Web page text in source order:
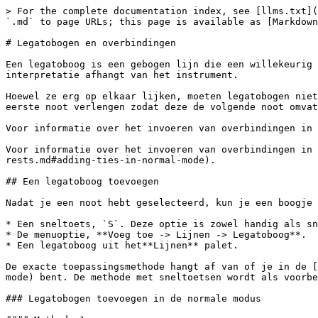
> For the complete documentation index, see [llms.txt](https://handbook.musescore.org/llms.txt). Markdown versions of documentation pages are available by appending `.md` to page URLs; this page is available as [Markdown](https://handbook.musescore.org/nl/notation/expressive-markings/slurs-and-ties.md).

# Legatobogen en overbindingen

Een legatoboog is een gebogen lijn die een willekeurig aantal noten van verschillende toonhoogtes overspant en duidt op *legato* articulatie, hoewel de precieze interpretatie afhangt van het instrument.

Hoewel ze erg op elkaar lijken, moeten legatobogen niet worden verward met verbindingsbogen, die noten van dezelfde toonhoogte met elkaar verbinden en de duur van de eerste noot verlengen zodat deze de volgende noot omvat.

Voor informatie over het invoeren van overbindingen in de noteninvoermodus, zie [Overbindingen invoeren](/nl/basics/entering-notes-and-rests.md#entering-ties).

Voor informatie over het invoeren van overbindingen in de normale modus, zie [Overbindingen toevoegen in de normale modus](/nl/basics/editing-notes-and-rests.md#adding-ties-in-normal-mode).

## Een legatoboog toevoegen

Nadat je een noot hebt geselecteerd, kun je een boogje maken met behulp van een van de volgende opties:

* Een sneltoets, `S`. Deze optie is zowel handig als snel.
* De menuoptie, **Voeg toe -> Lijnen -> Legatoboog**.
* Een legatoboog uit het**Lijnen** palet.

De exacte toepassingsmethode hangt af van of je in de [noteninvoermodus](/nl/appendix/glossary.md#note-input-mode) of [normale modus](/nl/appendix/glossary.md#normal-mode) bent. De methode met sneltoetsen wordt als voorbeeld gebruikt.

### Legatobogen toevoegen in de normale modus

#### Methode 1

1. Selecteer de noot waar je de boog wilt laten beginnen:

   <figure><img src="/files/VE8Y42K1uSGLhQGfDP6Z" alt="Adding slur, step 1"><figcaption></figcaption></figure>
2. Druk op `S` om een ​​legato toe te voegen die doorloopt naar de volgende noot:

   <figure><img src="/files/pgy93Jb5qTBYqQg8qbye" alt="Adding slur, step 2"><figcaption></figcaption></figure>
3. Om de boog naar de volgende noot door te trekken, houd `Shift` en druk op `Rechts`, herhaal dit indien nodig:

   <figure><img src="/files/eOcYEvuXInzzLR24dFC2" alt="Adding slur, step 3, extending it to next note"><figcaption></figcaption></figure>
4. Als je de boog uitbreidt om meer noten te omvatten, kan de richting ervan veranderen. Om de richting handmatig te veranderen, druk je op `X`:

   <figure><img src="/files/j9TVgscNWNC3zfHBgoU7" alt="Adding slur, step 4, flipping direction"><figcaption></figcaption></figure>
5. Druk op `Esc` om de bewerkingsmodus te verlaten:

   <figure><img src="/files/5Glc2FMd8aOurkK8XMm0" alt="Adding slur, step 5, exiting edit mode"><figcaption></figcaption></figure>

#### Methode 2

1. Selecteer de noot waar je de boog wilt laten beginnen:
2. Gebruik een van de volgende opties:
   * Om een ​​enkele boog toe te voegen: Houd `Ctrl` (Mac: `Cmd`) ingedrukt en selecteer de laatste noot die je onder de boog wilt hebben.
   * Om bogen aan alle stemmen toe te voegen: Houd `Shift` ingedrukt en selecteer de laatste noot die je onder de boog wilt hebben.
3. Druk op `S`.

### Legatobogen toevoegen in de noteninvoermodus

1. Voer de eerste